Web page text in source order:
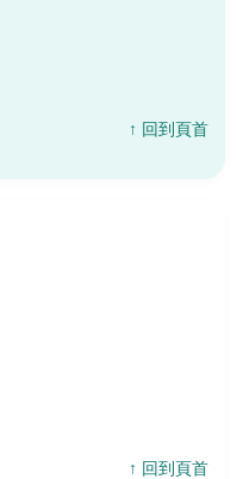
↑ 回到頁首
↑ 回到頁首